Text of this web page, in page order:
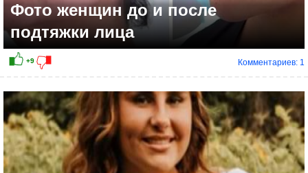
Фото женщин до и после
подтяжки лица
Комментариев: 1